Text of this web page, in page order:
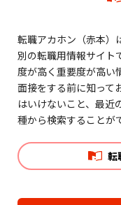
転職アカホン（赤本）
別の転職用情報サイト
度が高く重要度が高い
面接をする前に知って
はいけないこと、最近
種から検索することが
転